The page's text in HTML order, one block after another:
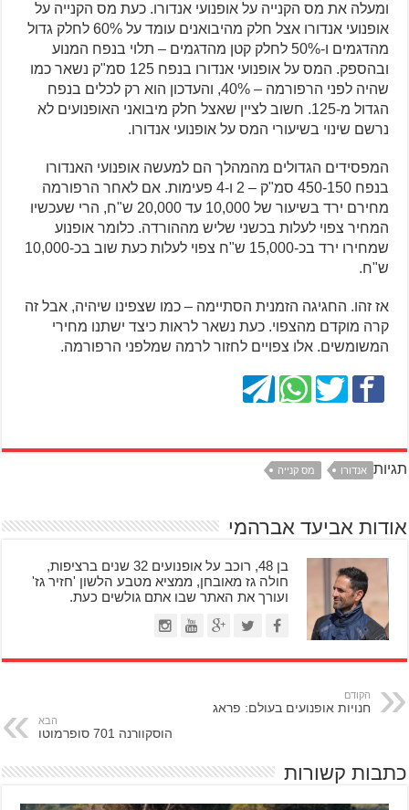
ומעלה את מס הקנייה על אופנועי אנדורו. כעת מס הקנייה על
אופנועי אנדורו אצל חלק מהיבואנים עומד על 60% לחלק גדול
מהדגמים ו-50% לחלק קטן מהדגמים – תלוי בנפח המנוע
ובהספק. המס על אופנועי אנדורו בנפח 125 סמ"ק נשאר כמו
שהיה לפני הרפורמה – 40%, והעדכון הוא רק לכלים בנפח
הגדול מ-125. חשוב לציין שאצל חלק מיבואני האופנועים לא
נרשם שינוי בשיעורי המס על אופנועי אנדורו.
המפסידים הגדולים מהמהלך הם למעשה אופנועי האנדורו
בנפח 450-150 סמ"ק – 2 ו-4 פעימות. אם לאחר הרפורמה
מחירם ירד בשיעור של 10,000 עד 20,000 ש"ח, הרי שעכשיו
המחיר צפוי לעלות בכשני שליש מההורדה. כלומר אופנוע
שמחירו ירד בכ-15,000 ש"ח צפוי לעלות כעת שוב בכ-10,000
ש"ח.
אז זהו. החגיגה הזמנית הסתיימה – כמו שצפינו שיהיה, אבל זה
קרה מוקדם מהצפוי. כעת נשאר לראות כיצד ישתנו מחירי
המשומשים. אלו צפויים לחזור לרמה שמלפני הרפורמה.
תגיות אנדורו מס קנייה
אודות אביעד אברהמי
בן 48, רוכב על אופנועים 32 שנים ברציפות,
חולה גז מאובחן, ממציא מטבע הלשון 'חזיר גז'
ועורך את האתר שבו אתם גולשים כעת.
הקודם
חנויות אופנועים בעולם: פראג
הבא
הוסקוורנה 701 סופרמוטו
כתבות קשורות